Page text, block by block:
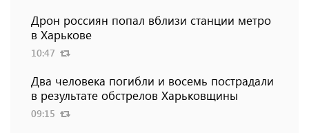
Дрон россиян попал вблизи станции метро
в Харькове
10:47
Два человека погибли и восемь пострадали
в результате обстрелов Харьковщины
09:15